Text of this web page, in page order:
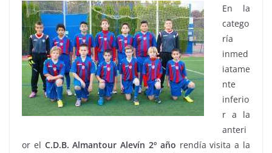
En la
catego
ría
inmed
iatame
nte
inferio
r a la
anteri
or el C.D.B. Almantour Alevín 2º año rendía visita a la